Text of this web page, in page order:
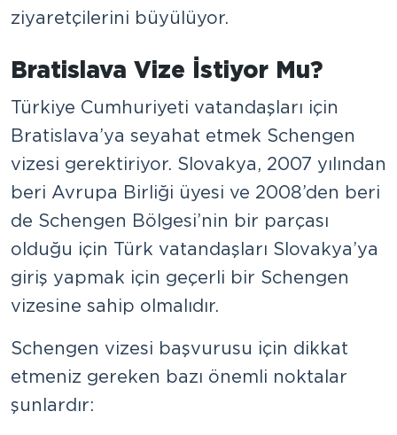
ziyaretçilerini büyülüyor.
Bratislava Vize İstiyor Mu?
Türkiye Cumhuriyeti vatandaşları için
Bratislava’ya seyahat etmek Schengen
vizesi gerektiriyor. Slovakya, 2007 yılından
beri Avrupa Birliği üyesi ve 2008’den beri
de Schengen Bölgesi’nin bir parçası
olduğu için Türk vatandaşları Slovakya’ya
giriş yapmak için geçerli bir Schengen
vizesine sahip olmalıdır.
Schengen vizesi başvurusu için dikkat
etmeniz gereken bazı önemli noktalar
şunlardır: